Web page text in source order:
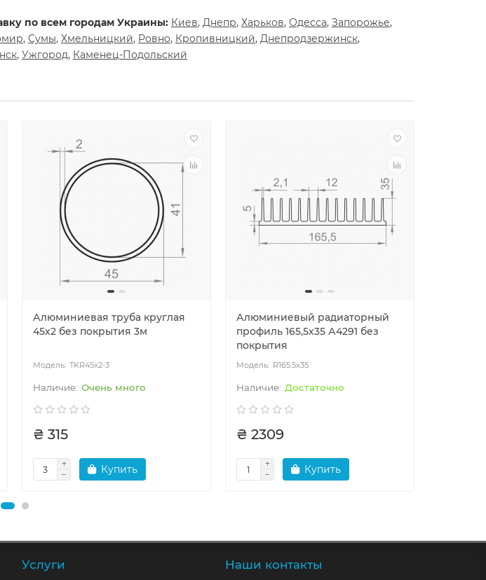
по всем городам Украины: Киев, Днепр, Харьков, Одесса, Запорожье,
, Сумы, Хмельницкий, Ровно, Кропивницкий, Днепродзержинск,
, Ужгород, Каменец-Подольский
Алюминиевая труба круглая
45x2 без покрытия 3м
TKR45x2-3
Очень много
₴ 315
Купить
Алюминиевый радиаторный
профиль 165,5х35 А4291 без
покрытия
R165.5x35
Достаточно
₴ 2309
Купить
Услуги Наши контакты